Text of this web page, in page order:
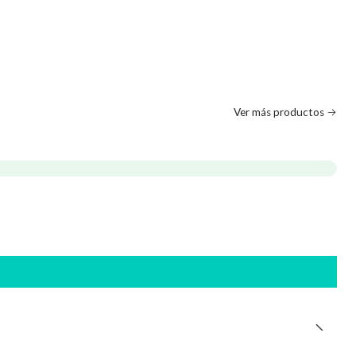
Ver más productos